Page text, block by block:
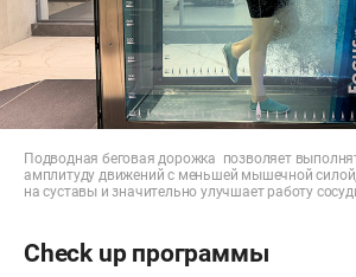
Подводная беговая дорожка позволяет
амплитуду движений с меньшей мышечной
на суставы и значительно улучшает работу
Check up программы